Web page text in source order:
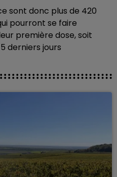
sont donc plus de 420
pourront se faire
première dose, soit
derniers jours